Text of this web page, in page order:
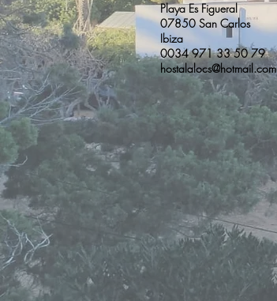
Playa Es Figueral
07850 San Carlos
Ibiza
0034 971 33 50 79
hostalalocs@hotmail.com